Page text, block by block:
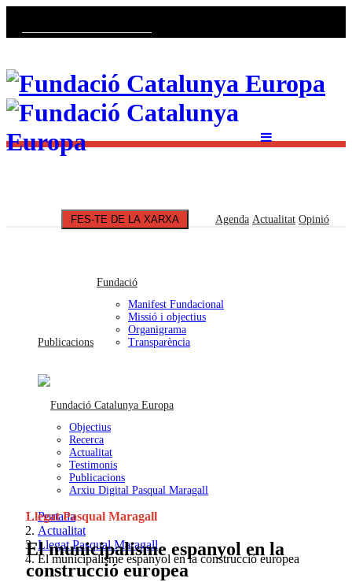
FES-TE DE LA XARXA Agenda Actualitat Opinió
Publicacions
Fundació
Manifest Fundacional
Missió i objectius
Organigrama
Transparència
Objectius
Recerca
Actualitat
Testimonis
Publicacions
Arxiu Digital Pasqual Maragall
Portada
Actualitat
Llegat Pasqual Maragall
El municipalisme espanyol en la construcció europea
Llegat Pasqual Maragall
El municipalisme espanyol en la
construcció europea